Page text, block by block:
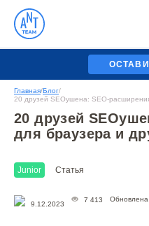
Главная/Блог/
20 друзей SEOушена: SEO-
20 друзей
для браузера и
Junior Статья
9.12.2023
7 413